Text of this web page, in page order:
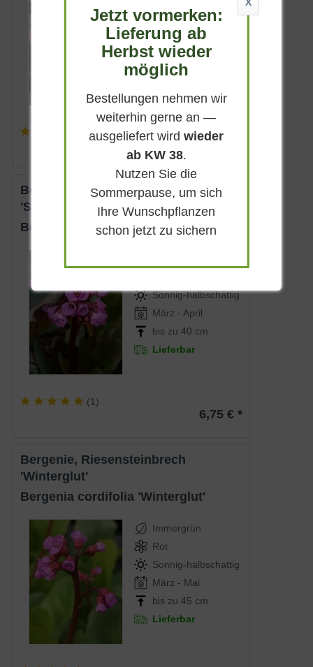
Dunkelrosa
Halbschattig
Februar - April
bis zu 30 cm
(2)
6,50 € *
Bergenie, Riesensteinbrech
'Spring Fling®'
Bergenia cordifolia 'Spring Fling®'
Sonnig-halbschattig
März - April
bis zu 40 cm
Lieferbar
(1)
6,75 € *
Bergenie, Riesensteinbrech
'Winterglut'
Bergenia cordifolia 'Winterglut'
Immergrün
Rot
Sonnig-halbschattig
März - Mai
bis zu 45 cm
Lieferbar
Jetzt vormerken:
Lieferung ab
Herbst wieder
möglich
Bestellungen nehmen wir
weiterhin gerne an —
ausgeliefert wirdwieder
ab KW 38.
Nutzen Sie die
Sommerpause, um sich
Ihre Wunschpflanzen
schon jetzt zu sichern